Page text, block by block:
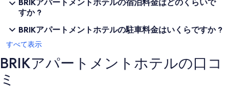
BRIKアパートメントホテルの宿泊料金はどのくらいで
すか ?
BRIKアパートメントホテルの駐車料金はいくらですか ?
すべて表示
BRIKアパートメントホテルの口コ
ミ